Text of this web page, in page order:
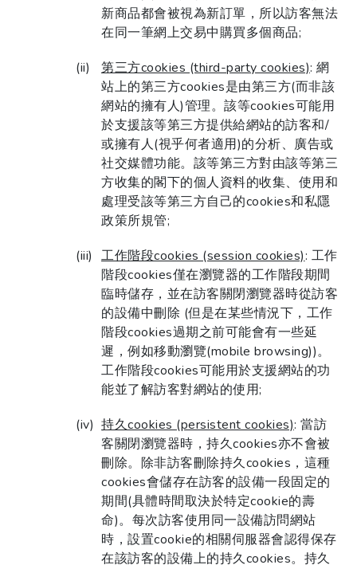
新商品都會被視為新訂單，所以訪客無法
在同一筆網上交易中購買多個商品;
第三方cookies (third-party cookies): 網
站上的第三方cookies是由第三方(而非該
網站的擁有人)管理。該等cookies可能用
於支援該等第三方提供給網站的訪客和/
或擁有人(視乎何者適用)的分析、廣告或
社交媒體功能。該等第三方對由該等第三
方收集的閣下的個人資料的收集、使用和
處理受該等第三方自己的cookies和私隱
政策所規管;
工作階段cookies (session cookies): 工作
階段cookies僅在瀏覽器的工作階段期間
臨時儲存，並在訪客關閉瀏覽器時從訪客
的設備中刪除 (但是在某些情況下，工作
階段cookies過期之前可能會有一些延
遲，例如移動瀏覽(mobile browsing))。
工作階段cookies可能用於支援網站的功
能並了解訪客對網站的使用;
持久cookies (persistent cookies): 當訪
客關閉瀏覽器時，持久cookies亦不會被
刪除。除非訪客刪除持久cookies，這種
cookies會儲存在訪客的設備一段固定的
期間(具體時間取決於特定cookie的壽
命)。每次訪客使用同一設備訪問網站
時，設置cookie的相關伺服器會認得保存
在該訪客的設備上的持久cookies。持久